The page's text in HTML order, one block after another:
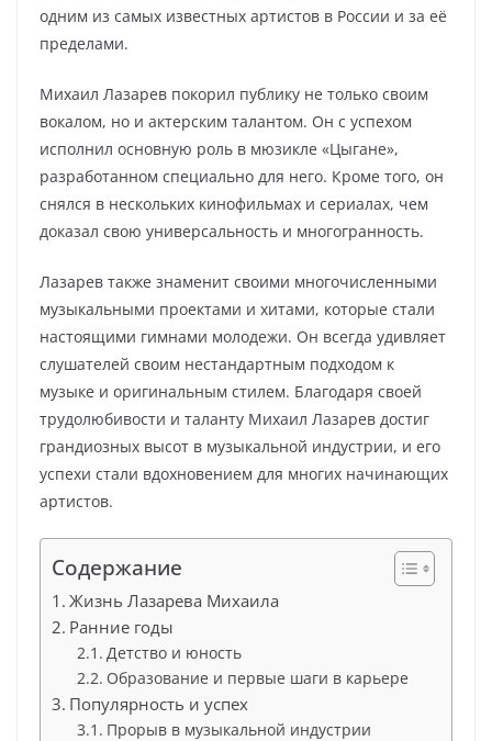
одним из самых известных артистов в России и за её
пределами.
Михаил Лазарев покорил публику не только своим
вокалом, но и актерским талантом. Он с успехом
исполнил основную роль в мюзикле «Цыгане»,
разработанном специально для него. Кроме того, он
снялся в нескольких кинофильмах и сериалах, чем
доказал свою универсальность и многогранность.
Лазарев также знаменит своими многочисленными
музыкальными проектами и хитами, которые стали
настоящими гимнами молодежи. Он всегда удивляет
слушателей своим нестандартным подходом к
музыке и оригинальным стилем. Благодаря своей
трудолюбивости и таланту Михаил Лазарев достиг
грандиозных высот в музыкальной индустрии, и его
успехи стали вдохновением для многих начинающих
артистов.
Содержание
Жизнь Лазарева Михаила
Ранние годы
Детство и юность
Образование и первые шаги в карьере
Популярность и успех
Прорыв в музыкальной индустрии